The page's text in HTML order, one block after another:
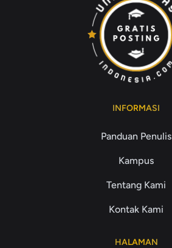
INFORMASI
Panduan Penulis
Kampus
Tentang Kami
Kontak Kami
HALAMAN